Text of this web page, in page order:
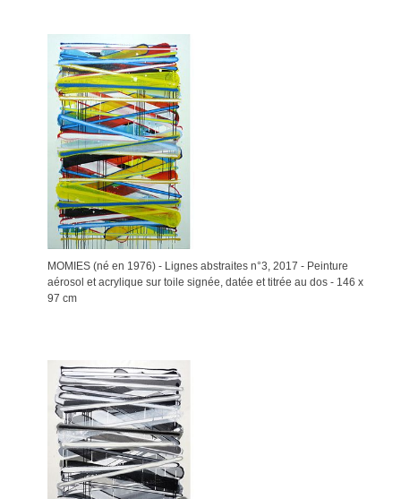
MOMIES (né en 1976) - Lignes abstraites n°3, 2017 - Peinture
aérosol et acrylique sur toile signée, datée et titrée au dos - 146 x
97 cm